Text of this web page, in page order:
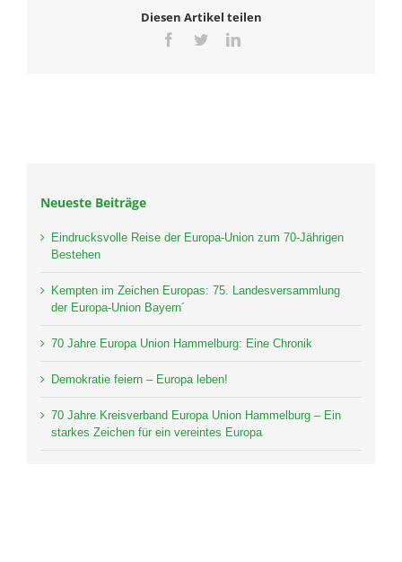
Diesen Artikel teilen
Facebook
TwitterLinkedIn
Neueste Beiträge
Eindrucksvolle Reise der Europa-Union zum 70-Jährigen
Bestehen
Kempten im Zeichen Europas: 75. Landesversammlung
der Europa-Union Bayern´
70 Jahre Europa Union Hammelburg: Eine Chronik
Demokratie feiern – Europa leben!
70 Jahre Kreisverband Europa Union Hammelburg – Ein
starkes Zeichen für ein vereintes Europa